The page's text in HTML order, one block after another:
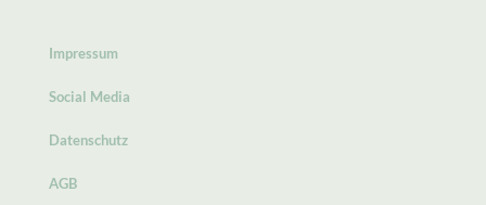
Impressum
Social Media
Datenschutz
AGB